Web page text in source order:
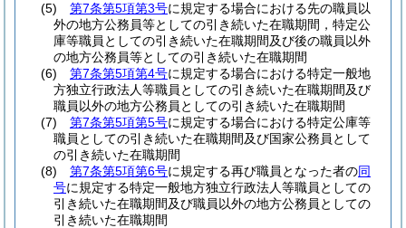
(5)
第7条第5項第3号に規定する場合における先の職員以
外の地方公務員等としての引き続いた在職期間，特定公
庫等職員としての引き続いた在職期間及び後の職員以外
の地方公務員等としての引き続いた在職期間
(6)
第7条第5項第4号に規定する場合における特定一般地
方独立行政法人等職員としての引き続いた在職期間及び
職員以外の地方公務員としての引き続いた在職期間
(7)
第7条第5項第5号に規定する場合における特定公庫等
職員としての引き続いた在職期間及び国家公務員として
の引き続いた在職期間
(8)
第7条第5項第6号に規定する再び職員となった者の同
号に規定する特定一般地方独立行政法人等職員としての
引き続いた在職期間及び職員以外の地方公務員としての
引き続いた在職期間